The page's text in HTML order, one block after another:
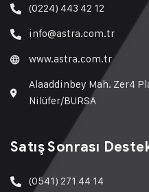
(0224) 443 42 12
info@astra.com.tr
www.astra.com.tr
Alaaddinbey Mah. Zer4
Nilüfer/BURSA
Satış Sonrası
(0541) 271 44 14